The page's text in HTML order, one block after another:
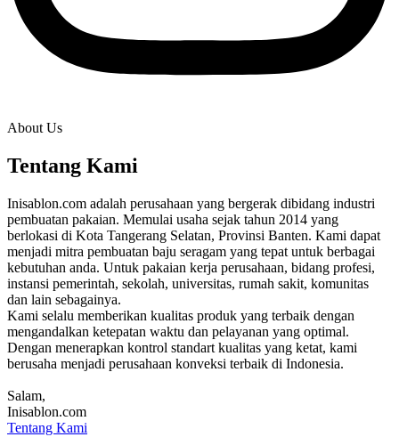
About Us
Tentang Kami
Inisablon.com adalah perusahaan yang bergerak dibidang industri
pembuatan pakaian. Memulai usaha sejak tahun 2014 yang
berlokasi di Kota Tangerang Selatan, Provinsi Banten. Kami dapat
menjadi mitra pembuatan baju seragam yang tepat untuk berbagai
kebutuhan anda. Untuk pakaian kerja perusahaan, bidang profesi,
instansi pemerintah, sekolah, universitas, rumah sakit, komunitas
dan lain sebagainya.
Kami selalu memberikan kualitas produk yang terbaik dengan
mengandalkan ketepatan waktu dan pelayanan yang optimal.
Dengan menerapkan kontrol standart kualitas yang ketat, kami
berusaha menjadi perusahaan konveksi terbaik di Indonesia.
Salam,
Inisablon.com
Tentang Kami